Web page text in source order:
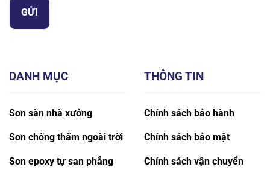
DANH MỤC
Sơn sàn nhà xưởng
Sơn chống thấm ngoài trời
Sơn epoxy tự san phẳng
THÔNG TIN
Chính sách bảo hành
Chính sách bảo mật
Chính sách vận chuyển